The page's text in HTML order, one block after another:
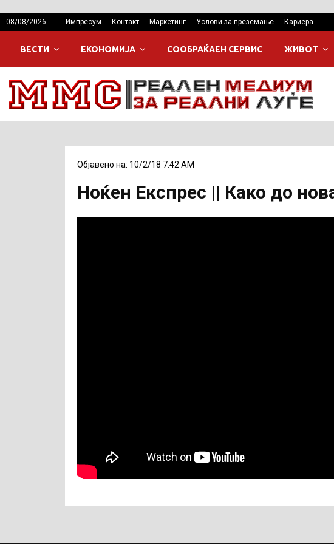
08/08/2026 Импресум Контакт Маркетинг Услови за преземање Кариера
ВЕСТИ ЕКОНОМИЈА СООБРАЌАЕН СЕРВИС ЖИВОТ
Објавено на: 10/2/18 7:42 AM
Ноќен Експрес || Како до